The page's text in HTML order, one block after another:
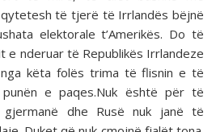
të tjerë të Irrlandës bëjnë
elektorale t’Amerikës. Do të
e nderuar të Republikës Irrlandeze
këta folës trima të flisnin e të
e paqes.Nuk është për të
gjermanë dhe Rusë nuk janë të